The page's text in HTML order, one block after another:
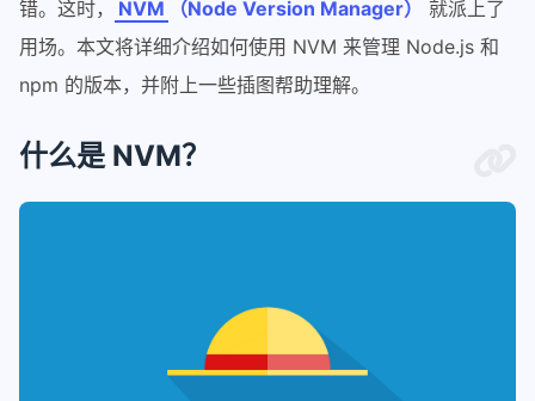
错。这时，
NVM （Node Version Manager）
就派上了
用场。本文将详细介绍如何使用 NVM 来管理 Node.js 和
npm 的版本，并附上一些插图帮助理解。
什么是 NVM？